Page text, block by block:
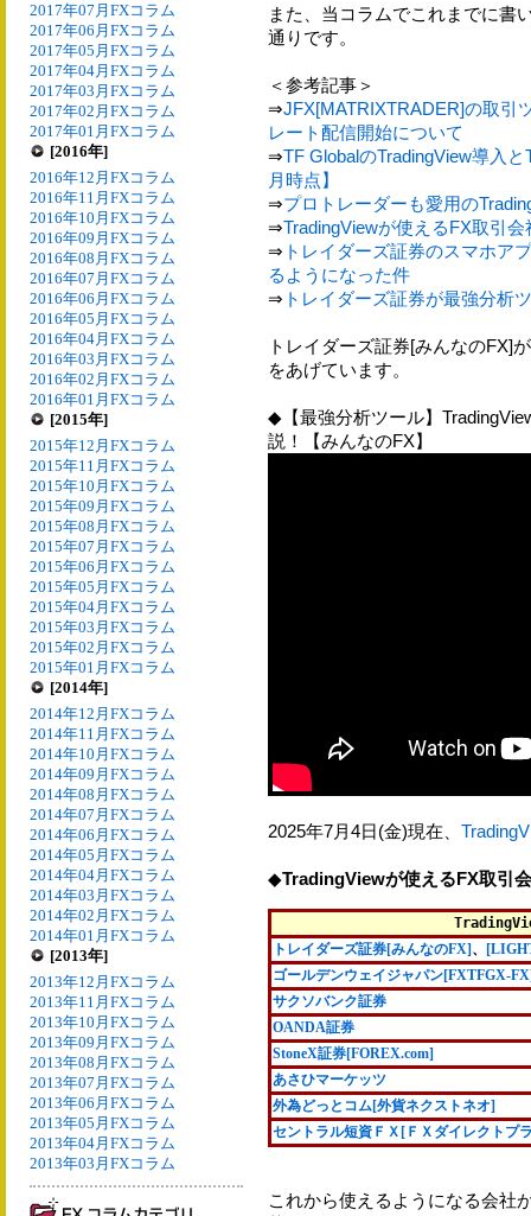
2017年07月FXコラム
2017年06月FXコラム
2017年05月FXコラム
2017年04月FXコラム
2017年03月FXコラム
2017年02月FXコラム
2017年01月FXコラム
[2016年]
2016年12月FXコラム
2016年11月FXコラム
2016年10月FXコラム
2016年09月FXコラム
2016年08月FXコラム
2016年07月FXコラム
2016年06月FXコラム
2016年05月FXコラム
2016年04月FXコラム
2016年03月FXコラム
2016年02月FXコラム
2016年01月FXコラム
[2015年]
2015年12月FXコラム
2015年11月FXコラム
2015年10月FXコラム
2015年09月FXコラム
2015年08月FXコラム
2015年07月FXコラム
2015年06月FXコラム
2015年05月FXコラム
2015年04月FXコラム
2015年03月FXコラム
2015年02月FXコラム
2015年01月FXコラム
[2014年]
2014年12月FXコラム
2014年11月FXコラム
2014年10月FXコラム
2014年09月FXコラム
2014年08月FXコラム
2014年07月FXコラム
2014年06月FXコラム
2014年05月FXコラム
2014年04月FXコラム
2014年03月FXコラム
2014年02月FXコラム
2014年01月FXコラム
[2013年]
2013年12月FXコラム
2013年11月FXコラム
2013年10月FXコラム
2013年09月FXコラム
2013年08月FXコラム
2013年07月FXコラム
2013年06月FXコラム
2013年05月FXコラム
2013年04月FXコラム
2013年03月FXコラム
また、当コラムでこれまでに書
通りです。
＜参考記事＞
⇒JFX[MATRIXTRADER]の取引
レート配信開始について
⇒TF GlobalのTradingView導入
月時点】
⇒プロトレーダーも愛用の
⇒TradingViewが使えるFX取引
⇒ トレイダーズ証券のスマホア
るようになった件
⇒ トレイダーズ証券が最強分析
トレイダーズ証券[みんなのFX]
をあげています。
◆【最強分析ツール】
説！【みんなのFX】
2025年7月4日(金)現在、
◆TradingViewが使えるFX取引
トレイダーズ証券[みんなのFX] 、
ゴールデンウェイジャパン[FXTFGX-
サクソバンク証券
OANDA証券
StoneX証券[FOREX.com]
あさひマーケッツ
外為どっとコム[外貨ネクストネオ]
セントラル短資ＦＸ[ＦＸダイレクトプ
これから使えるようになる会社